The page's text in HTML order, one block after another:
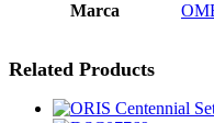
Marca
Related Products